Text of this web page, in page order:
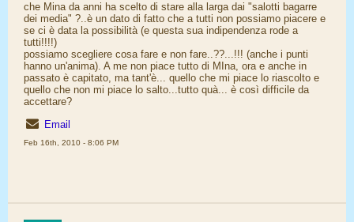
che Mina da anni ha scelto di stare alla larga dai "salotti bagarre
dei media" ?..è un dato di fatto che a tutti non possiamo piacere e
se ci è data la possibilità (e questa sua indipendenza rode a
tutti!!!!)
possiamo scegliere cosa fare e non fare..??...!!! (anche i punti
hanno un'anima). A me non piace tutto di MIna, ora e anche in
passato è capitato, ma tant'è... quello che mi piace lo riascolto e
quello che non mi piace lo salto...tutto quà... è così difficile da
accettare?
Email
Feb 16th, 2010 - 8:06 PM